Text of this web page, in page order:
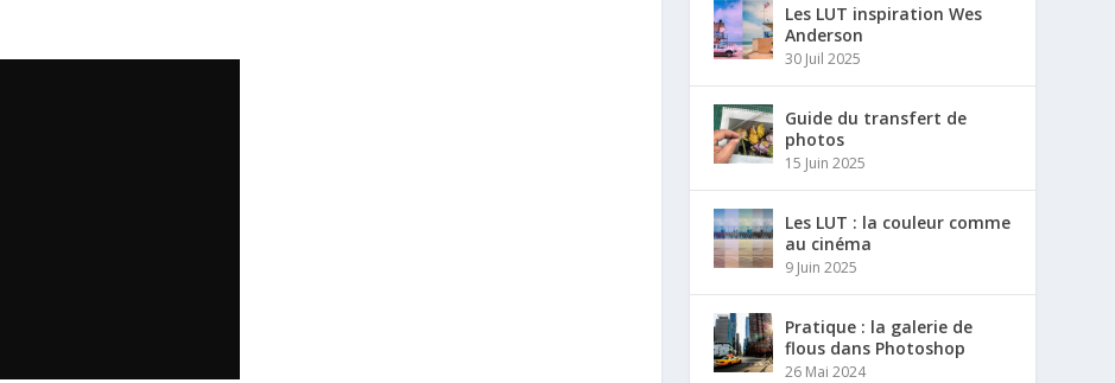
Les LUT inspiration Wes
Anderson
30 Juil 2025
Guide du transfert de
photos
15 Juin 2025
Les LUT : la couleur comme
au cinéma
9 Juin 2025
Pratique : la galerie de
flous dans Photoshop
26 Mai 2024